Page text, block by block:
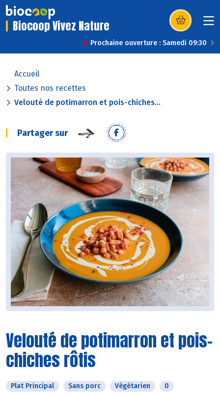
Biocoop Vivez Nature (s’ouvre dans
Prochaine ouverture : Samedi 09:30
Accueil
Toutes nos recettes
Velouté de potimarron et pois-chiches...
Partager sur
Velouté de potimarron et pois-
chiches rôtis
Plat Principal Sans porc Végétarien 0